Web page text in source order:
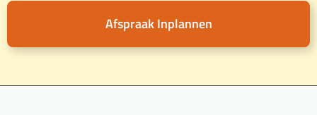
Afspraak Inplannen